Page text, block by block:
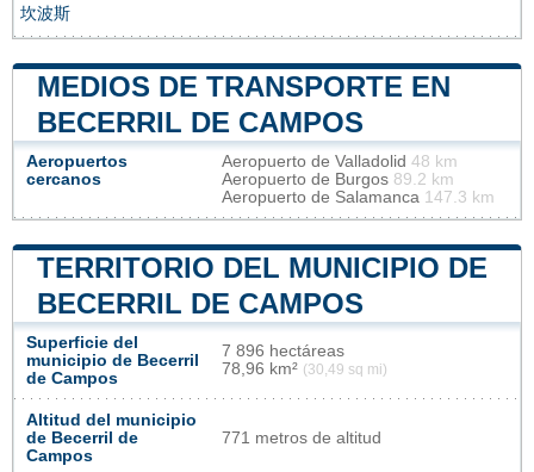
坎波斯
MEDIOS DE TRANSPORTE EN
BECERRIL DE CAMPOS
Aeropuertos
cercanos
Aeropuerto de Valladolid 48 km
Aeropuerto de Burgos 89.2 km
Aeropuerto de Salamanca 147.3 km
TERRITORIO DEL MUNICIPIO DE
BECERRIL DE CAMPOS
Superficie del
municipio de Becerril
de Campos
7 896 hectáreas
78,96 km² (30,49 sq mi)
Altitud del municipio
de Becerril de
Campos
771 metros de altitud